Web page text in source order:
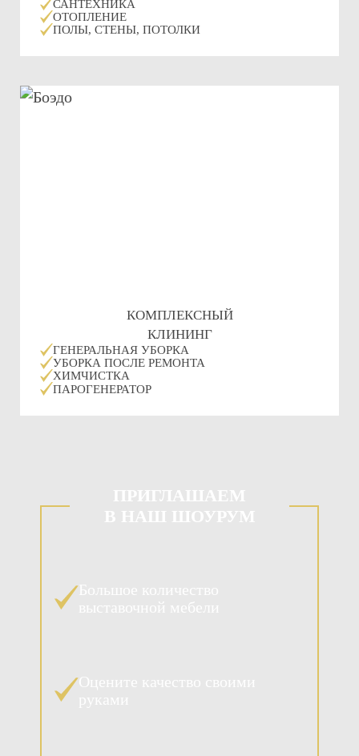
САНТЕХНИКА
ОТОПЛЕНИЕ
ПОЛЫ, СТЕНЫ, ПОТОЛКИ
КОМПЛЕКСНЫЙ
КЛИНИНГ
ГЕНЕРАЛЬНАЯ УБОРКА
УБОРКА ПОСЛЕ РЕМОНТА
ХИМЧИСТКА
ПАРОГЕНЕРАТОР